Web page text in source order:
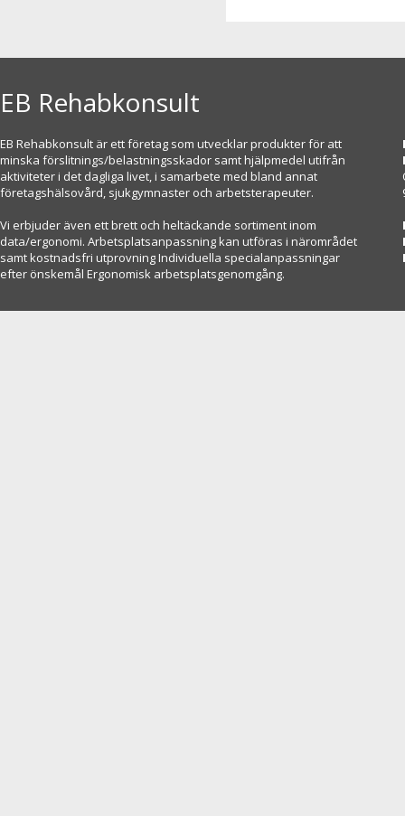
EB Rehabkonsult
EB Rehabkonsult är ett företag som utvecklar produkter för att
minska förslitnings/belastningsskador samt hjälpmedel utifrån
aktiviteter i det dagliga livet, i samarbete med bland annat
företagshälsovård, sjukgymnaster och arbetsterapeuter.
Vi erbjuder även ett brett och heltäckande sortiment inom
data/ergonomi. Arbetsplatsanpassning kan utföras i närområdet
samt kostnadsfri utprovning Individuella specialanpassningar
efter önskemål Ergonomisk arbetsplatsgenomgång.